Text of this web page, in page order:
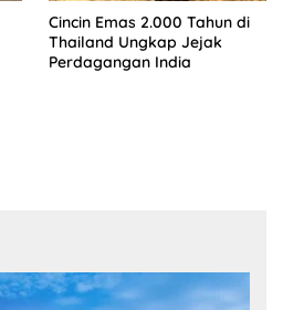
Cincin Emas 2.000 Tahun di
Thailand Ungkap Jejak
Perdagangan India